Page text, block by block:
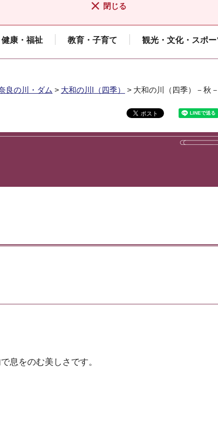
閉じる
健康・福祉 教育・子育て 観光・文化・スポー
良の川・ダム > 大和の川l（四季） > 大和の川（四季）－秋
息をのむ美しさです。